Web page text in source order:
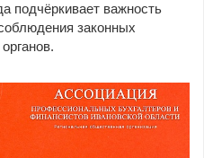
подчёркивает важность
законных